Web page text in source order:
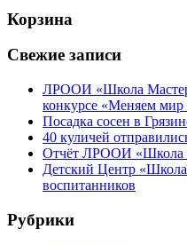
Корзина
Свежие записи
ЛРООИ «Школа
конкурсе «Меняем мир
Посадка сосен в
40 куличей
Отчёт ЛРООИ «Школа
Детский Центр
воспитанников
Рубрики